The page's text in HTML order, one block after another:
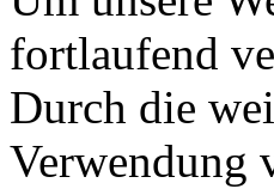
fortlaufend
Durch die
Verwendung